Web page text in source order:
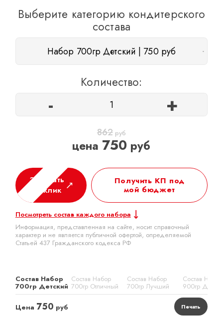
Выберите категорию кондитерского
состава
Набор 700гр Детский | 750 руб
Количество:
- +
862 руб
цена 750 руб
Заказать
в 1 клик
Получить КП под
мой бюджет
Посмотреть состав каждого набора
Информация, представленная на сайте, носит справочный
характер и не является публичной офертой, определяемой
Статьей 437 Гражданского кодекса РФ
Состав Набор
700гр Детский
Состав Набор
700гр Отличный
Состав Набор
700гр Лучший
Состав Набор
900гр
Цена 750 руб Печать